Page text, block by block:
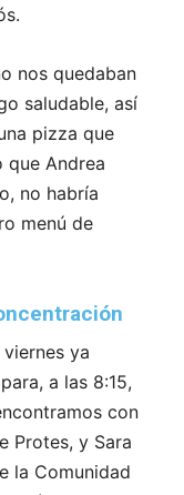
nos quedaban
saludable, así
pizza que
que Andrea
no habría
menú de
ya
a las 8:15,
con
Protes, y Sara
la Comunidad